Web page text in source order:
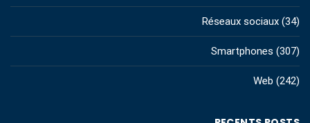
Réseaux sociaux (34)
Smartphones (307)
Web (242)